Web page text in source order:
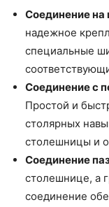
Соединение на
надежное
специальные
Соединение с
Простой и
столярных
столешницы и
Соединение
столешнице, а
соединение